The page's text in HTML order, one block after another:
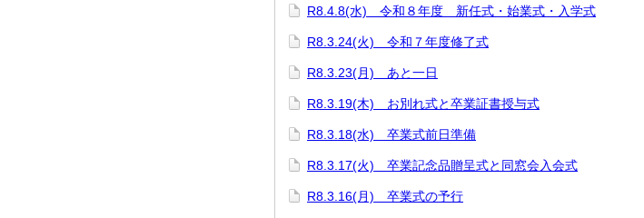
R8.4.8(水) 令和８年度 新任式・始業式・入学式
R8.3.24(火) 令和７年度修了式
R8.3.23(月) あと一日
R8.3.19(木) お別れ式と卒業証書授与式
R8.3.18(水) 卒業式前日準備
R8.3.17(火) 卒業記念品贈呈式と同窓会入会式
R8.3.16(月) 卒業式の予行